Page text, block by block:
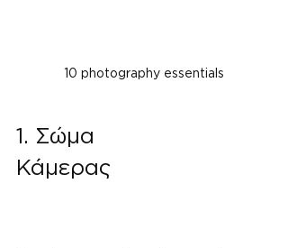
10 photography essentials
1. Σώμα
Κάμερας